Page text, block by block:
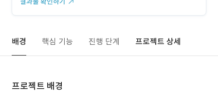
배경 핵심 기능 진행 단계 프로젝트 상세
프로젝트 배경